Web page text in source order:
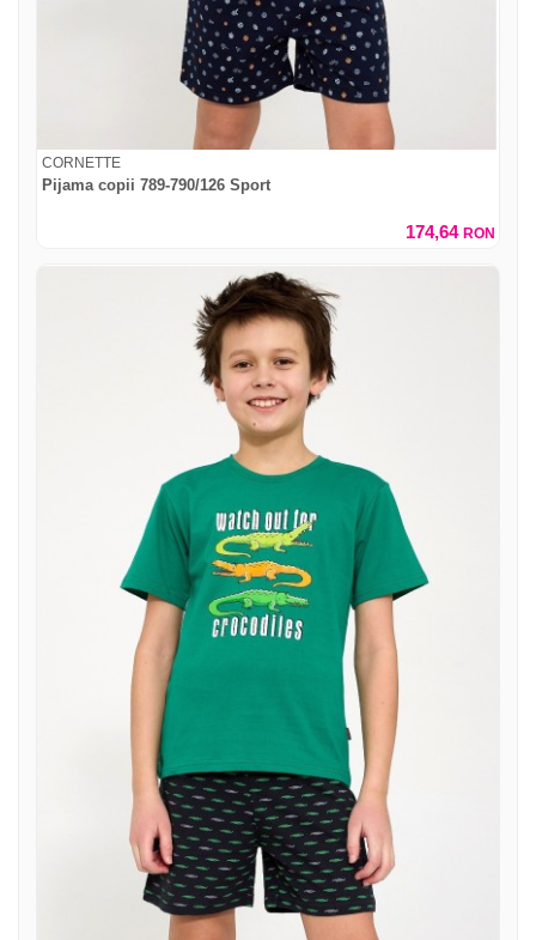
CORNETTE
Pijama copii 789-790/126 Sport
174,64 RON